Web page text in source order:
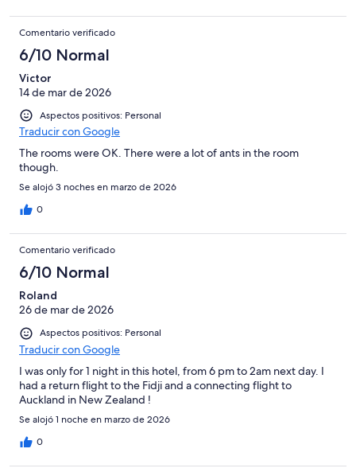
Comentario verificado
6/10 Normal
Victor
14 de mar de 2026
Aspectos positivos: Personal
Traducir con Google
The rooms were OK. There were a lot of ants in the room
though.
Se alojó 3 noches en marzo de 2026
0
Comentario verificado
6/10 Normal
Roland
26 de mar de 2026
Aspectos positivos: Personal
Traducir con Google
I was only for 1 night in this hotel, from 6 pm to 2am next day. I
had a return flight to the Fidji and a connecting flight to
Auckland in New Zealand !
Se alojó 1 noche en marzo de 2026
0